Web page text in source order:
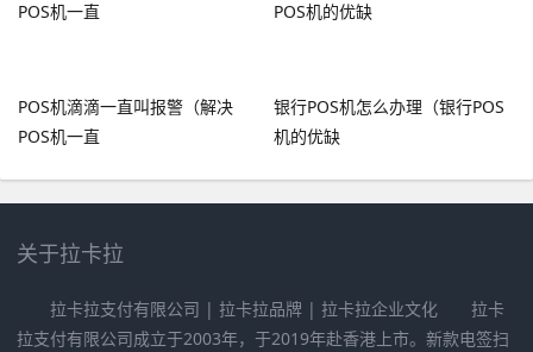
POS机滴滴一直叫报警（解决
POS机一直
银行POS机怎么办理（银行POS
机的优缺
关于拉卡拉
拉卡拉支付有限公司 | 拉卡拉品牌 | 拉卡拉企业文化 拉卡
拉支付有限公司成立于2003年，于2019年赴香港上市。新款电签扫